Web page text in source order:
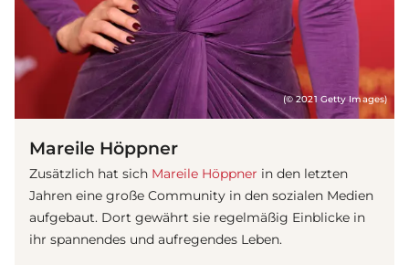
(© 2021 Getty Images)
Mareile Höppner
Zusätzlich hat sich Mareile Höppner in den letzten
Jahren eine große Community in den sozialen Medien
aufgebaut. Dort gewährt sie regelmäßig Einblicke in
ihr spannendes und aufregendes Leben.